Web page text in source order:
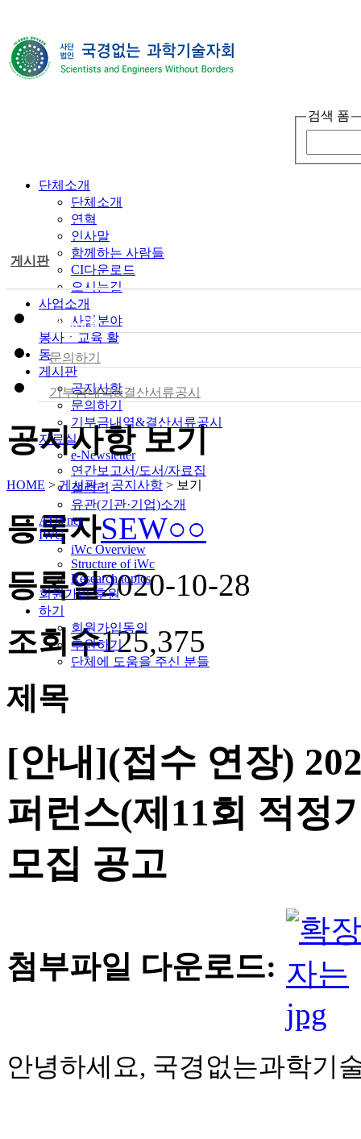
검색 폼
단체소개
단체소개
연혁
인사말
함께하는 사람들
CI다운로드
오시는길
사업소개
사업분야
봉사ㆍ교육 활
동
게시판
공지사항
문의하기
기부금내역&결산서류공시
자료실
e-Newsletter
연간보고서/도서/자료집
갤러리
유관(기관·기업)소개
AT@net
IWC
iWc Overview
Structure of iWc
Research topics
회원가입·후원
하기
회원가입동의
후원하기
단체에 도움을 주신 분들
게시판
공지사항
문의하기
기부금내역&결산서류공시
공지사항 보기
HOME >게시판> 공지사항 > 보기
등록자SEW○○
등록일2020-10-28
조회수125,375
제목
[안내](접수 연장)
퍼런스(제11회 적정
모집 공고
첨부파일 다운로드:
안녕하세요, 국경없는과학기